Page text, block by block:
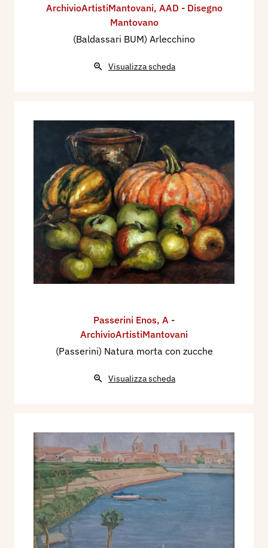
ArchivioArtistiMantovani, AAD - Disegno
Mantovano
(Baldassari BUM) Arlecchino
Visualizza scheda
Passerini Enos, A -
ArchivioArtistiMantovani
(Passerini) Natura morta con zucche
Visualizza scheda